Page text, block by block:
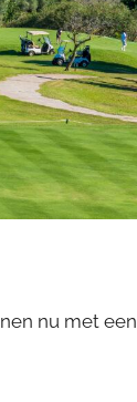
nu met een